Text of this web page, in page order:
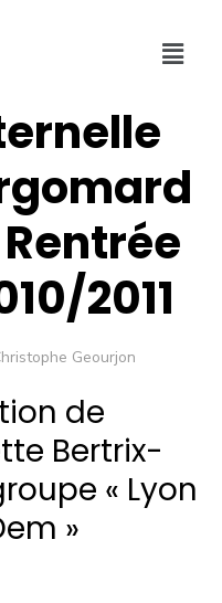
2011
Geourjon
de
Bertrix-
« Lyon
»